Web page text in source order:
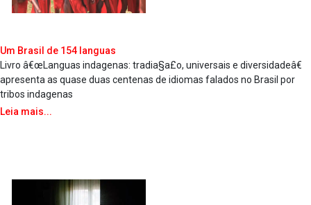
Um Brasil de 154 la­nguas
Livro â€œLa­nguas inda­genas: tradia§a£o, universais e diversidadeâ€
apresenta as quase duas centenas de idiomas falados no Brasil por
tribos inda­genas
Leia mais...